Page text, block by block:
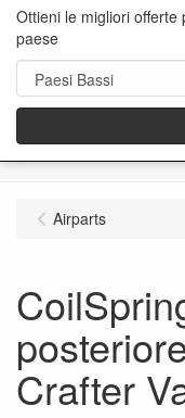
Airparts
Crafter
Ottieni le migliori offerte
paese